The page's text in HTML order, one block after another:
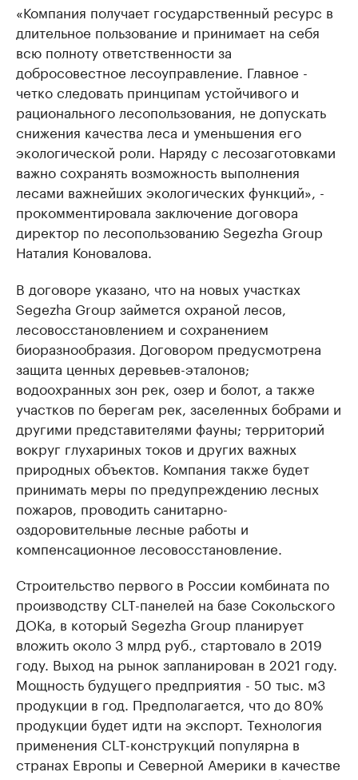
«Компания получает государственный ресурс в
длительное пользование и принимает на себя
всю полноту ответственности за
добросовестное лесоуправление. Главное -
четко следовать принципам устойчивого и
рационального лесопользования, не допускать
снижения качества леса и уменьшения его
экологической роли. Наряду с лесозаготовками
важно сохранять возможность выполнения
лесами важнейших экологических функций», -
прокомментировала заключение договора
директор по лесопользованию Segezha Group
Наталия Коновалова.
В договоре указано, что на новых участках
Segezha Group займется охраной лесов,
лесовосстановлением и сохранением
биоразнообразия. Договором предусмотрена
защита ценных деревьев-эталонов;
водоохранных зон рек, озер и болот, а также
участков по берегам рек, заселенных бобрами и
другими представителями фауны; территорий
вокруг глухариных токов и других важных
природных объектов. Компания также будет
принимать меры по предупреждению лесных
пожаров, проводить санитарно-
оздоровительные лесные работы и
компенсационное лесовосстановление.
Строительство первого в России комбината по
производству CLT-панелей на базе Сокольского
ДОКа, в который Segezha Group планирует
вложить около 3 млрд руб., стартовало в 2019
году. Выход на рынок запланирован в 2021 году.
Мощность будущего предприятия - 50 тыс. м3
продукции в год. Предполагается, что до 80%
продукции будет идти на экспорт. Технология
применения CLT-конструкций популярна в
странах Европы и Северной Америки в качестве